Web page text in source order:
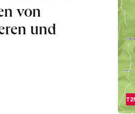
von
und
T2